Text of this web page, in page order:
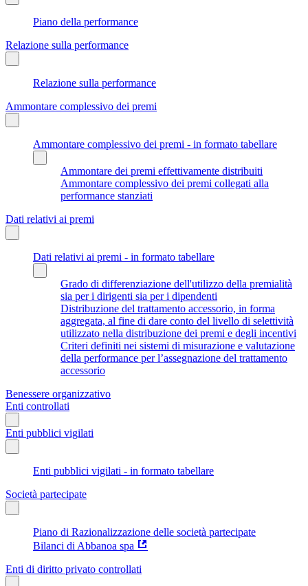
Piano della performance
Relazione sulla performance
Relazione sulla performance
Ammontare complessivo dei premi
Ammontare complessivo dei premi - in formato tabellare
Ammontare dei premi effettivamente distribuiti
Ammontare complessivo dei premi collegati alla
performance stanziati
Dati relativi ai premi
Dati relativi ai premi - in formato tabellare
Grado di differenziazione dell'utilizzo della premialità
sia per i dirigenti sia per i dipendenti
Distribuzione del trattamento accessorio, in forma
aggregata, al fine di dare conto del livello di selettività
utilizzato nella distribuzione dei premi e degli incentivi
Criteri definiti nei sistemi di misurazione e valutazione
della performance per l’assegnazione del trattamento
accessorio
Benessere organizzativo
Enti controllati
Enti pubblici vigilati
Enti pubblici vigilati - in formato tabellare
Società partecipate
Piano di Razionalizzazione delle società partecipate
Bilanci di Abbanoa spa
Enti di diritto privato controllati